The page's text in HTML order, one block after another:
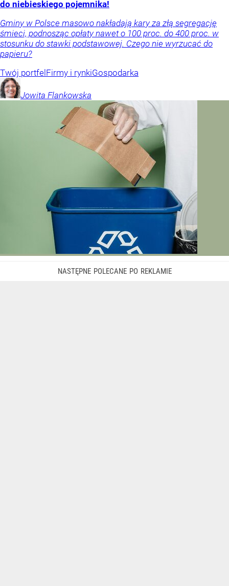
do niebieskiego pojemnika!
Gminy w Polsce masowo nakładają kary za złą segregację
śmieci, podnosząc opłaty nawet o 100 proc. do 400 proc. w
stosunku do stawki podstawowej. Czego nie wyrzucać do
papieru?
Twój portfel Firmy i rynkiGospodarka
Jowita Flankowska